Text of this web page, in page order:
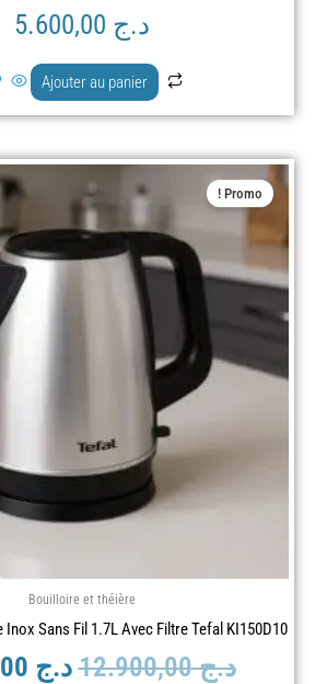
د.ج
Ajouter au panier
Promo !
Bouilloire et théière
Sans Fil 1.7L Avec Filtre Tefal KI150D10
د.ج12.900,00
Le
prix
initial
était :
د.ج